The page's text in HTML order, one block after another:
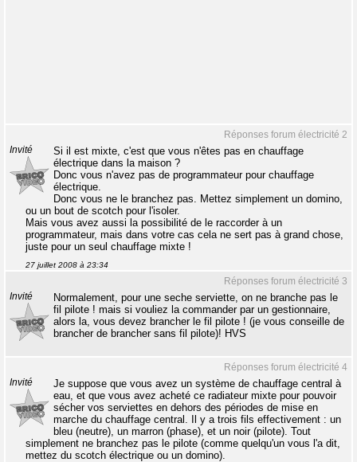
Réponses forum électricité 2
Invité
Si il est mixte, c'est que vous n'êtes pas en chauffage
électrique dans la maison ?
Donc vous n'avez pas de programmateur pour chauffage
électrique.
Donc vous ne le branchez pas. Mettez simplement un domino,
ou un bout de scotch pour l'isoler.
Mais vous avez aussi la possibilité de le raccorder à un
programmateur, mais dans votre cas cela ne sert pas à grand chose,
juste pour un seul chauffage mixte !
27 juillet 2008 à 23:34
Réponses forum électricité 3
Invité
Normalement, pour une seche serviette, on ne branche pas le
fil pilote ! mais si vouliez la commander par un gestionnaire,
alors la, vous devez brancher le fil pilote ! (je vous conseille de
brancher de brancher sans fil pilote)! HVS
Réponses forum électricité 4
Invité
Je suppose que vous avez un système de chauffage central à
eau, et que vous avez acheté ce radiateur mixte pour pouvoir
sécher vos serviettes en dehors des périodes de mise en
marche du chauffage central. Il y a trois fils effectivement : un
bleu (neutre), un marron (phase), et un noir (pilote). Tout
simplement ne branchez pas le pilote (comme quelqu'un vous l'a dit,
mettez du scotch électrique ou un domino).